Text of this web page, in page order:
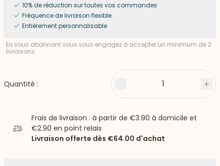
10% de réduction sur toutes vos commandes
Fréquence de livraison flexible
Entièrement personnalisable
En vous abonnant vous vous engagez à accepter un minimum de 2
livraisons.
Quantité : Moins 1
Frais de livraison : à partir de €3.90 à domicile et
€2.90 en point relais
Livraison offerte dès €64.00 d'achat